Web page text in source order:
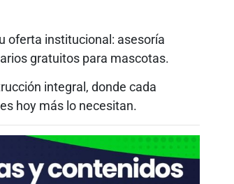
oferta institucional: asesoría
gratuitos para mascotas.
integral, donde cada
hoy más lo necesitan.